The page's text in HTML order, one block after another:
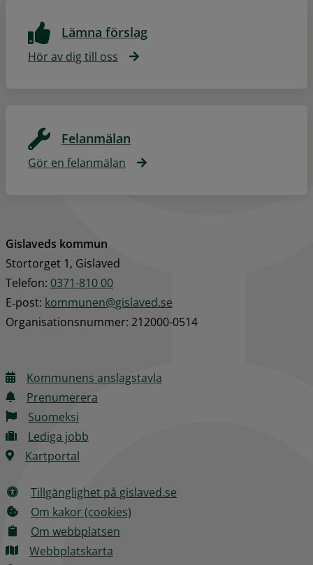
Lämna förslag
Hör av dig till oss
Felanmälan
Gör en felanmälan
Gislaveds kommun
Stortorget 1, Gislaved
Telefon: 0371-810 00
E‑post: kommunen@gislaved.se
Organisationsnummer: 212000-0514
Kommunens anslagstavla
Prenumerera
Suomeksi
Lediga jobb
Kartportal
Tillgänglighet på gislaved.se
Om kakor (cookies)
Om webbplatsen
Webbplatskarta